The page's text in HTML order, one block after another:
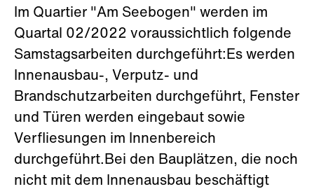
Im Quartier "Am Seebogen" werden im
Quartal 02/2022 voraussichtlich folgende
Samstagsarbeiten durchgeführt:Es werden
Innenausbau-, Verputz- und
Brandschutzarbeiten durchgeführt, Fenster
und Türen werden eingebaut sowie
Verfliesungen im Innenbereich
durchgeführt.Bei den Bauplätzen, die noch
nicht mit dem Innenausbau beschäftigt